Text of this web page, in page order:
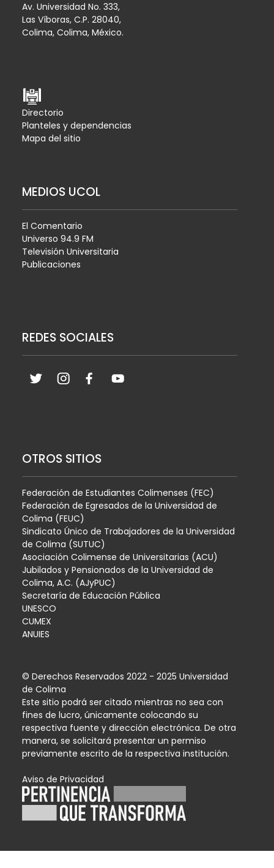
Av. Universidad No. 333,
Las Víboras, C.P. 28040,
Colima, Colima, México.
Directorio
Planteles y dependencias
Mapa del sitio
MEDIOS UCOL
El Comentario
Universo 94.9 FM
Televisión Universitaria
Publicaciones
REDES SOCIALES
OTROS SITIOS
Federación de Estudiantes Colimenses (FEC)
Federación de Egresados de la Universidad de
Colima (FEUC)
Sindicato Único de Trabajadores de la Universidad
de Colima (SUTUC)
Asociación Colimense de Universitarias (ACU)
Jubilados y Pensionados de la Universidad de
Colima, A.C. (AJyPUC)
Secretaría de Educación Pública
UNESCO
CUMEX
ANUIES
© Derechos Reservados 2022 - 2025 Universidad
de Colima
Este sitio podrá ser citado mientras no sea con
fines de lucro, únicamente colocando su
respectiva fuente y dirección electrónica. De otra
manera, se solicitará presentar un permiso
previamente escrito de la respectiva institución.
Aviso de Privacidad